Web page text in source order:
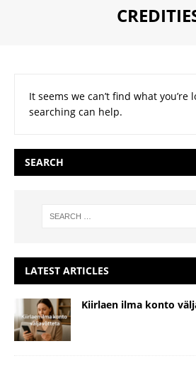
It seems we can’t find what you’re
searching can help.
SEARCH
LATEST ARTICLES
Kiirlaen ilma konto